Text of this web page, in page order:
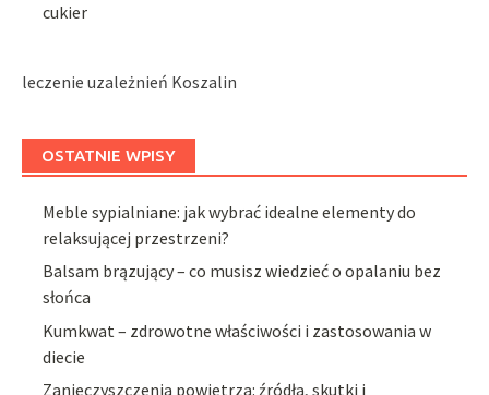
cukier
leczenie uzależnień Koszalin
OSTATNIE WPISY
Meble sypialniane: jak wybrać idealne elementy do
relaksującej przestrzeni?
Balsam brązujący – co musisz wiedzieć o opalaniu bez
słońca
Kumkwat – zdrowotne właściwości i zastosowania w
diecie
Zanieczyszczenia powietrza: źródła, skutki i